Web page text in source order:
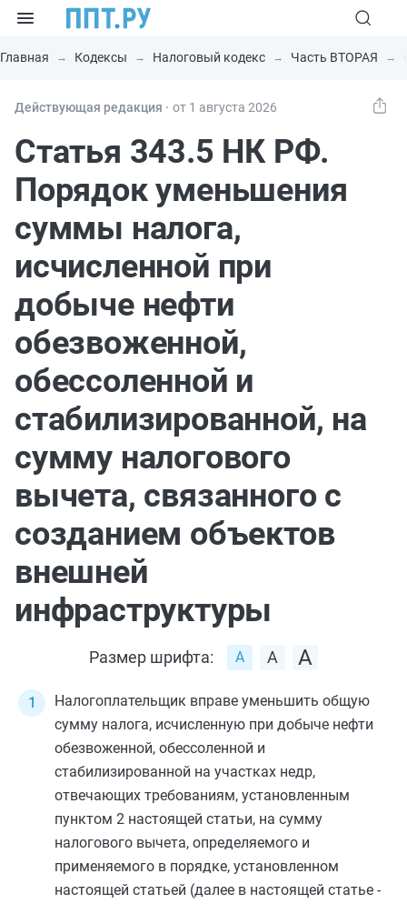
Главная Кодексы Налоговый кодекс Часть ВТОРАЯ
Действующая редакция ⸱ от 1 августа 2026
Статья 343.5 НК РФ.
Порядок уменьшения
суммы налога,
исчисленной при
добыче нефти
обезвоженной,
обессоленной и
стабилизированной, на
сумму налогового
вычета, связанного с
созданием объектов
внешней
инфраструктуры
Размер шрифта:
Налогоплательщик вправе уменьшить общую
сумму налога, исчисленную при добыче нефти
обезвоженной, обессоленной и
стабилизированной на участках недр,
отвечающих требованиям, установленным
пунктом 2 настоящей статьи, на сумму
налогового вычета, определяемого и
применяемого в порядке, установленном
настоящей статьей (далее в настоящей статье -